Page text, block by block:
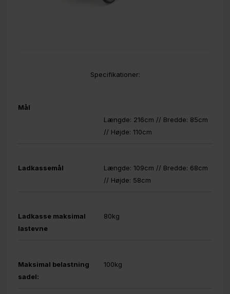
Specifikationer:
Mål
Længde: 216cm // Bredde: 85cm
// Højde: 110cm
Ladkassemål
Længde: 109cm // Bredde: 68cm
// Højde: 58cm
Ladkasse maksimal
lastevne
80kg
Maksimal belastning
sadel:
100kg